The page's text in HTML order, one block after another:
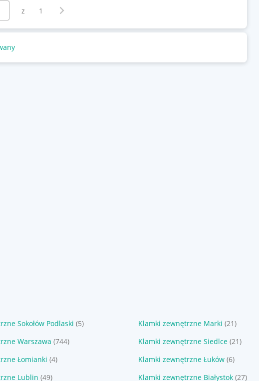
z 1 Następna strona
Sokołów Podlaski (5) Klamki zewnętrzne Marki (21)
Warszawa (744) Klamki zewnętrzne Siedlce (21)
Łomianki (4) Klamki zewnętrzne Łuków (6)
Lublin (49) Klamki zewnętrzne Białystok (27)